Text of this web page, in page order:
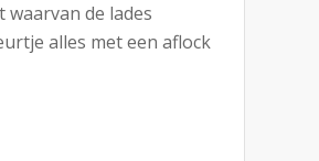
de lades
alles met een aflock